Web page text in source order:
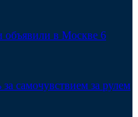
объявили в Москве 6
самочувствием за рулем